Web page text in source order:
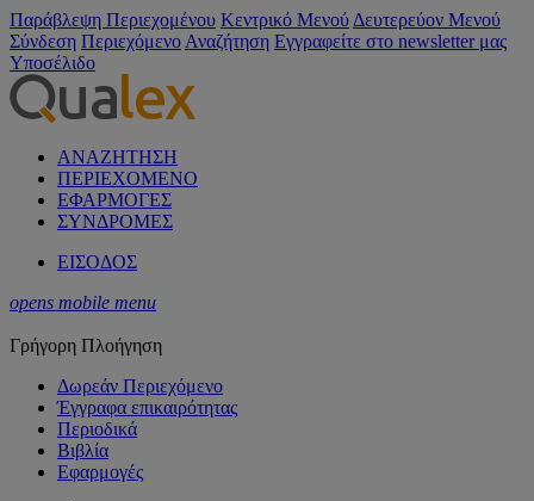
Παράβλεψη Περιεχομένου Κεντρικό Μενού Δευτερεύον Μενού
Σύνδεση Περιεχόμενο Αναζήτηση Εγγραφείτε στο newsletter μας
Υποσέλιδο
ΑΝΑΖΗΤΗΣΗ
ΠΕΡΙΕΧΟΜΕΝΟ
ΕΦΑΡΜΟΓΕΣ
ΣΥΝΔΡΟΜΕΣ
ΕΙΣΟΔΟΣ
opens mobile menu
Γρήγορη Πλοήγηση
Δωρεάν Περιεχόμενο
Έγγραφα επικαιρότητας
Περιοδικά
Βιβλία
Εφαρμογές